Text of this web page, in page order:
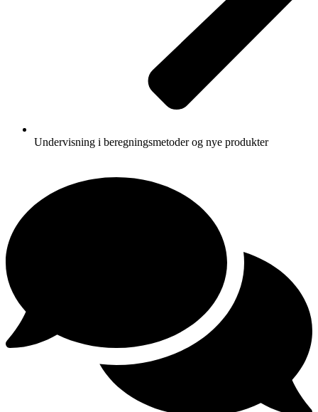
Undervisning i beregningsmetoder og nye produkter